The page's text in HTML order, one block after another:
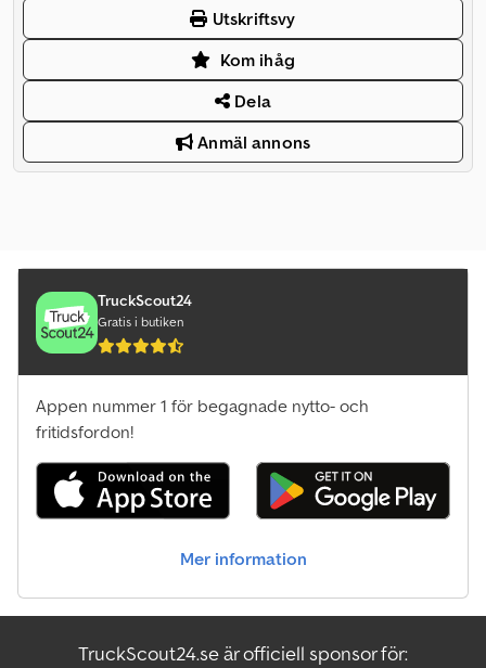
Utskriftsvy
Kom ihåg
Dela
Anmäl annons
TruckScout24
Gratis i butiken
Appen nummer 1 för begagnade nytto- och
fritidsfordon!
Mer information
TruckScout24.se är officiell sponsor för: